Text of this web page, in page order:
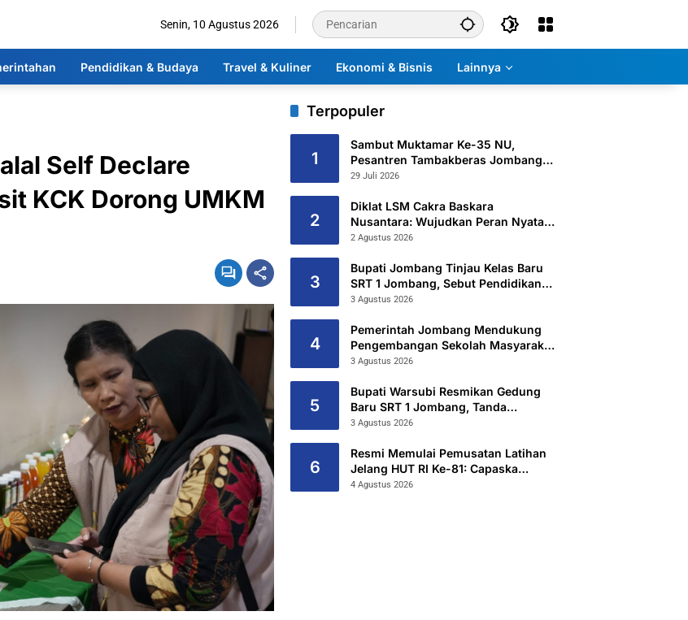
Senin, 10 Agustus 2026
Pendidikan & Budaya Travel & Kuliner Ekonomi & Bisnis Lainnya
Self Declare
KCK Dorong UMKM
Terpopuler
1
Sambut Muktamar Ke-35 NU,
Pesantren Tambakberas Jombang
Petakan 26 Titik Layanan Utama
29 Juli 2026
2
Diklat LSM Cakra Baskara
Nusantara: Wujudkan Peran Nyata
untuk Masyarakat
2 Agustus 2026
3
Bupati Jombang Tinjau Kelas Baru
SRT 1 Jombang, Sebut Pendidikan
Gratis Beri Harapan Baru
3 Agustus 2026
4
Pemerintah Jombang Mendukung
Pengembangan Sekolah Masyarakat
Yang Kurang Mampu Hingga
Rakyat Terintegritas 1 Jombang
3 Agustus 2026
5
Bupati Warsubi Resmikan Gedung
Baru SRT 1 Jombang, Tanda
Dimulainya MPLS Tahun Ajaran
3 Agustus 2026
6
Resmi Memulai Pemusatan Latihan
Jelang HUT RI Ke-81: Capaska
Jombang 2026 “Mahesa Rakta
4 Agustus 2026